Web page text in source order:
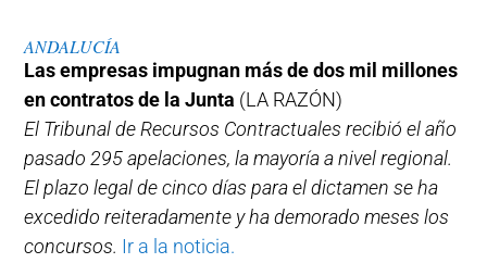
ANDALUCÍA
Las empresas impugnan más de dos mil millones
en contratos de la Junta (LA RAZÓN)
El Tribunal de Recursos Contractuales recibió el año
pasado 295 apelaciones, la mayoría a nivel regional.
El plazo legal de cinco días para el dictamen se ha
excedido reiteradamente y ha demorado meses los
concursos. Ir a la noticia.